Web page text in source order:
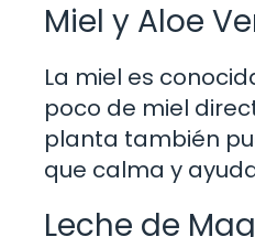
Miel y Aloe
La miel es
poco de miel
planta también
que calma y
Leche de